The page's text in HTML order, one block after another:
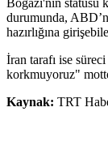
Boğazı'nın statüsü
durumunda,
hazırlığına
İran tarafı ise
korkmuyoruz"
Kaynak: TRT